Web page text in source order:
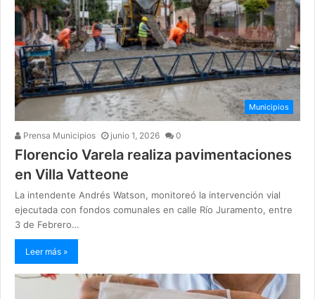
Municipios
Prensa Municipios junio 1, 2026 0
Florencio Varela realiza pavimentaciones
en Villa Vatteone
La intendente Andrés Watson, monitoreó la intervención vial
ejecutada con fondos comunales en calle Río Juramento, entre
3 de Febrero…
Leer más »